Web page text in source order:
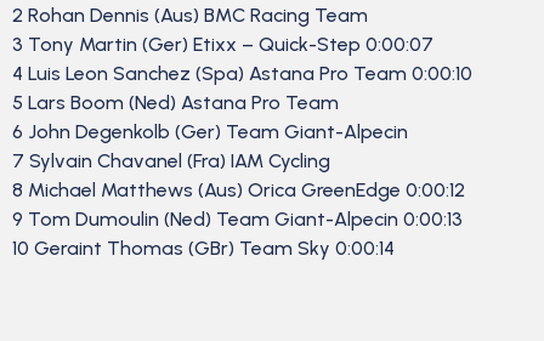
2 Rohan Dennis (Aus) BMC Racing Team
3 Tony Martin (Ger) Etixx – Quick-Step 0:00:07
4 Luis Leon Sanchez (Spa) Astana Pro Team 0:00:10
5 Lars Boom (Ned) Astana Pro Team
6 John Degenkolb (Ger) Team Giant-Alpecin
7 Sylvain Chavanel (Fra) IAM Cycling
8 Michael Matthews (Aus) Orica GreenEdge 0:00:12
9 Tom Dumoulin (Ned) Team Giant-Alpecin 0:00:13
10 Geraint Thomas (GBr) Team Sky 0:00:14